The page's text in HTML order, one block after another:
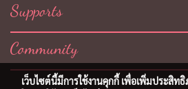
Supports
Community
เว็บไซต์นี้มีการใช้งานคุกกี้ เพื่อเพิ่มประสิ